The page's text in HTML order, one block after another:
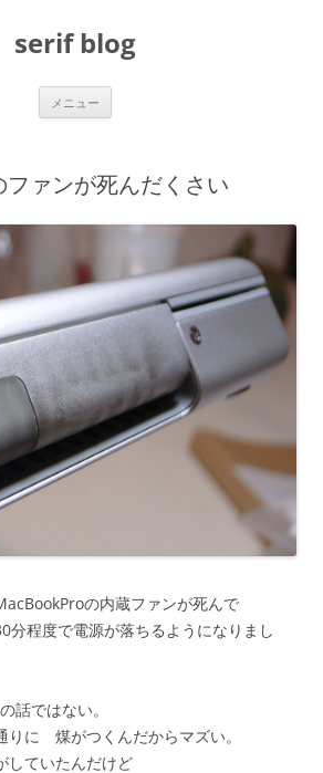
serif blog
メニュー
ァンが死んだくさい
の内蔵ファンが死んで
程度で電源が落ちるようになりまし
話ではない。
りに 煤がつくんだからマズい。
ていたんだけど